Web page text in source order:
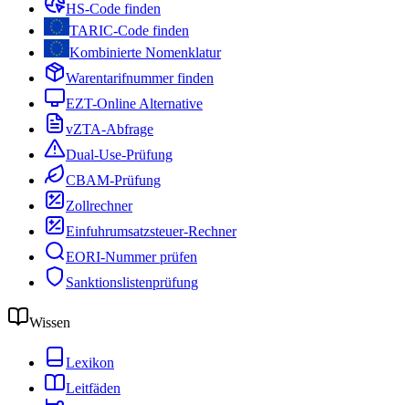
HS-Code finden
TARIC-Code finden
Kombinierte Nomenklatur
Warentarifnummer finden
EZT-Online Alternative
vZTA-Abfrage
Dual-Use-Prüfung
CBAM-Prüfung
Zollrechner
Einfuhrumsatzsteuer-Rechner
EORI-Nummer prüfen
Sanktionslistenprüfung
Wissen
Lexikon
Leitfäden